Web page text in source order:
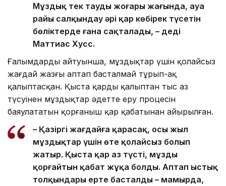
Мұздық тек таудың жоғары жағында, ауа
райы салқындау әрі қар көбірек түсетін
бөліктерде ғана сақталады, – деді
Маттиас Хусс.
Ғалымдардың айтуынша, мұздықтар үшін қолайсыз
жағдай жазғы аптап басталмай тұрып-ақ
қалыптасқан. Қыста қардың қалыптан тыс аз
түсуінен мұздықтар әдетте еру процесін
баяулататын қорғаныш қар қабатынан айырылған.
– Қазіргі жағдайға қарасақ, осы жыл
мұздықтар үшін өте қолайсыз болып
жатыр. Қыста қар аз түсті, мұзды
қорғайтын қабат жұқа болды. Аптап ыстық
толқындары ерте басталды – мамырда,